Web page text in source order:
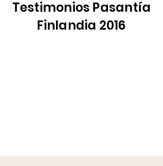
Testimonios Pasantía
Finlandia 2016